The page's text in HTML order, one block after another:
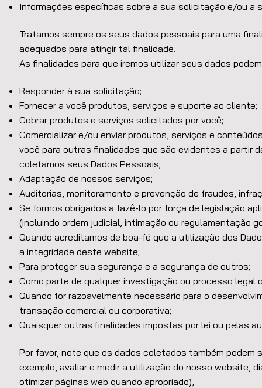
Informações específicas sobre a sua solicitação e/ou a
Tratamos sempre os seus dados pessoais para uma
adequados para atingir tal finalidade.
As finalidades para que iremos utilizar seus dados
Responder à sua solicitação;
Fornecer a você produtos, serviços e suporte ao cliente;
Cobrar produtos e serviços solicitados por você;
Comercializar e/ou enviar produtos, serviços e
você para outras finalidades que são evidentes a partir
coletamos seus Dados Pessoais;
Adaptação de nossos serviços;
Auditorias, monitoramento e prevenção de fraudes,
Se formos obrigados a fazê-lo por força de legislação
(incluindo ordem judicial, intimação ou regulamentação
Quando acreditamos de boa-fé que a utilização dos
a integridade deste website;
Para proteger sua segurança e a segurança de outros;
Como parte de qualquer investigação ou processo legal
Quando for razoavelmente necessário para o
transação comercial ou corporativa;
Quaisquer outras finalidades impostas por lei ou pelas
Por favor, note que os dados coletados também
exemplo, avaliar e medir a utilização do nosso website,
otimizar páginas web quando apropriado),